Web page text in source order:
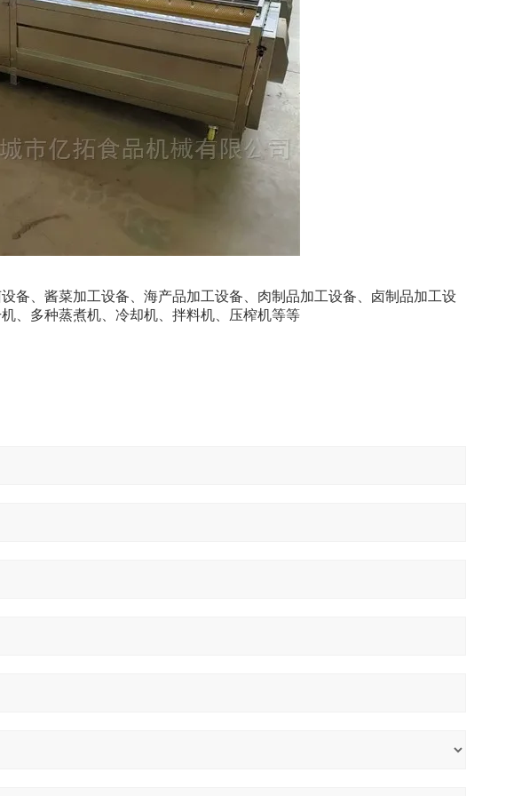
、酱菜加工设备、海产品加工设备、肉制品加工设备、卤制品加工设
、多种蒸煮机、冷却机、拌料机、压榨机等等